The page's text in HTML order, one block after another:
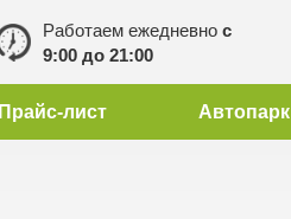
Прайс-лист Автопарк
Работаем ежедневно с
9:00 до 21:00